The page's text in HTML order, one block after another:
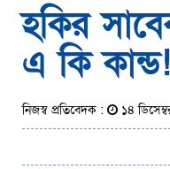
হকির
এ কি কান্ড!
নিজস্ব প্রতিবেদক : ১৪